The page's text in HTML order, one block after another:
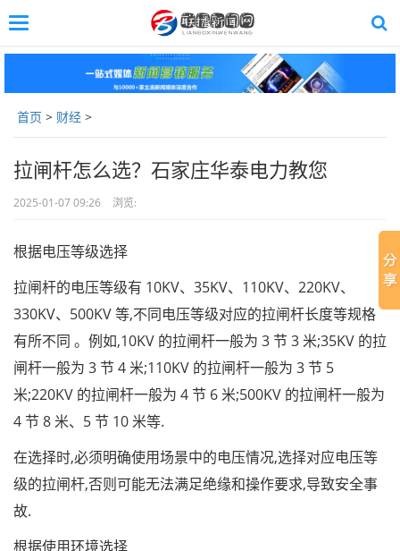
Skip
Toggle
首页 > 财经 >
拉闸杆怎么选？石家庄华泰电力教您
2025-01-07 09:26 浏览:
根据电压等级选择
拉闸杆的电压等级有 10KV、35KV、110KV、220KV、
330KV、500KV 等,不同电压等级对应的拉闸杆长度等规格
有所不同 。例如,10KV 的拉闸杆一般为 3 节 3 米;35KV 的拉
闸杆一般为 3 节 4 米;110KV 的拉闸杆一般为 3 节 5
米;220KV 的拉闸杆一般为 4 节 6 米;500KV 的拉闸杆一般为
4 节 8 米、5 节 10 米等.
在选择时,必须明确使用场景中的电压情况,选择对应电压等
级的拉闸杆,否则可能无法满足绝缘和操作要求,导致安全事
故.
根据使用环境选择